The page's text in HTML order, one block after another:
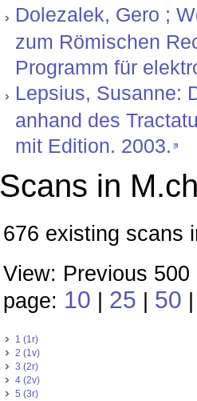
Dolezalek, Gero ;
zum Römischen
Programm für
Lepsius, Susanne:
anhand des
mit Edition. 2003.
Scans in
676 existing scans
View: Previous
page: 10 25 50
1 (1r)
2 (1v)
3 (2r)
4 (2v)
5 (3r)